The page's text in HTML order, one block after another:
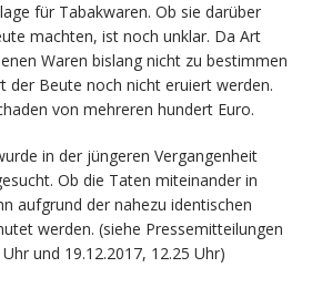
für Tabakwaren. Ob sie darüber
machten, ist noch unklar. Da Art
Waren bislang nicht zu bestimmen
der Beute noch nicht eruiert werden.
von mehreren hundert Euro.
in der jüngeren Vergangenheit
Ob die Taten miteinander in
aufgrund der nahezu identischen
werden. (siehe Pressemitteilungen
und 19.12.2017, 12.25 Uhr)